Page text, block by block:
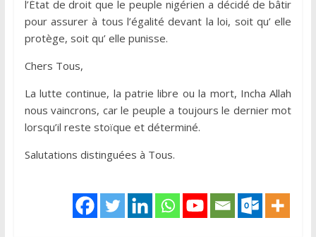
l’État de droit que le peuple nigérien a décidé de bâtir
pour assurer à tous l’égalité devant la loi, soit qu’ elle
protège, soit qu’ elle punisse.
Chers Tous,
La lutte continue, la patrie libre ou la mort, Incha Allah
nous vaincrons, car le peuple a toujours le dernier mot
lorsqu’il reste stoïque et déterminé.
Salutations distinguées à Tous.